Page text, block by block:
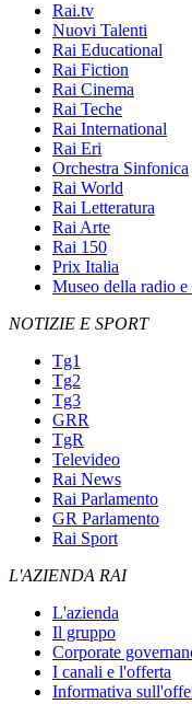
Rai.tv
Nuovi Talenti
Rai Educational
Rai Fiction
Rai Cinema
Rai Teche
Rai International
Rai Eri
Orchestra Sinfonica
Rai World
Rai Letteratura
Rai Arte
Rai 150
Prix Italia
Museo della radio
NOTIZIE E SPORT
Tg1
Tg2
Tg3
GRR
TgR
Televideo
Rai News
Rai Parlamento
GR Parlamento
Rai Sport
L'AZIENDA RAI
L'azienda
Il gruppo
Corporate
I canali e l'offerta
Informativa